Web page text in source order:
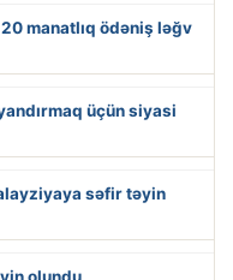
manatlıq ödəniş ləğv
üçün siyasi
səfir təyin